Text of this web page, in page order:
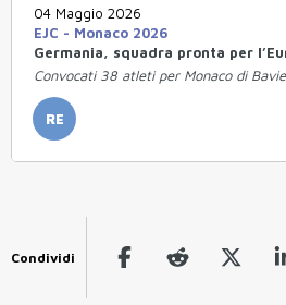
04 Maggio 2026
EJC - Monaco 2026
Germania, squadra pronta per
Convocati 38 atleti per Monaco di
RE
Condividi